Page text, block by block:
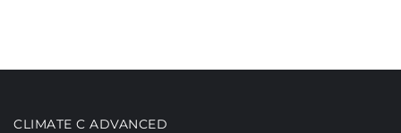
CLIMATE C ADVANCED